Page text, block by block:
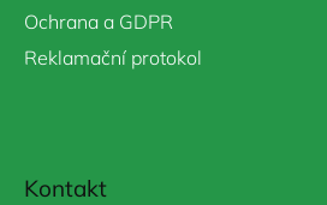
Ochrana a GDPR
Reklamační protokol
Kontakt